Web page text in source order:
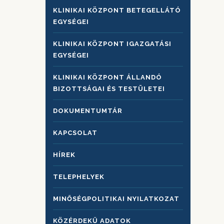
KLINIKAI KÖZPONT BETEGELLÁTÓ
EGYSÉGEI
KLINIKAI KÖZPONT IGAZGATÁSI
EGYSÉGEI
KLINIKAI KÖZPONT ÁLLANDÓ
BIZOTTSÁGAI ÉS TESTÜLETEI
DOKUMENTUMTÁR
KAPCSOLAT
HÍREK
TELEPHELYEK
MINŐSÉGPOLITIKAI NYILATKOZAT
KÖZÉRDEKŰ ADATOK